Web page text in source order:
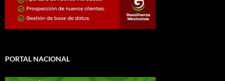
PORTAL NACIONAL